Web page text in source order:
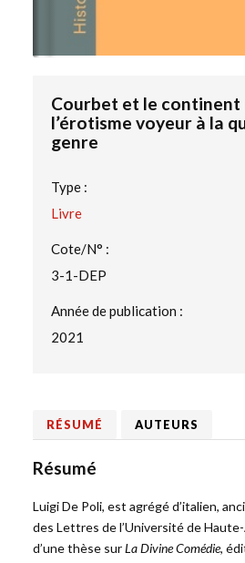
Courbet et le continent
l’érotisme voyeur à la
genre
Type :
Livre
Cote/N° :
3-1-DEP
Année de publication :
2021
RÉSUMÉ AUTEURS
Résumé
Luigi De Poli, est agrégé d’italien,
des Lettres de l’Université de
d’une thèse surLa Divine Comédie,